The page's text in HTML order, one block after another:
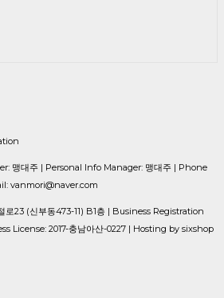
맹대주 | Personal Info Manager: 맹대주 | Phone
vanmori@naver.com
로23 (신부동473-11) B1층 | Business Registration
License: 2017-충남아산-0227 | Hosting by sixshop